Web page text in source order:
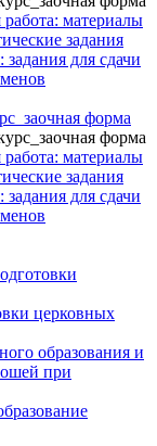
работа: материалы
задания
задания для сдачи
форма
форма
работа: материалы
задания
задания для сдачи
церковных
образования и
при